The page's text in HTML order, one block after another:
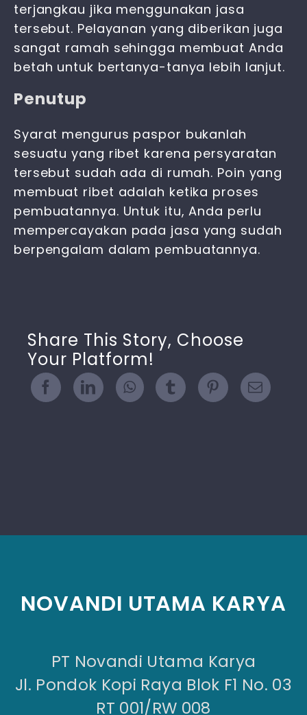
terjangkau jika menggunakan jasa
tersebut. Pelayanan yang diberikan juga
sangat ramah sehingga membuat Anda
betah untuk bertanya-tanya lebih lanjut.
Penutup
Syarat mengurus paspor bukanlah
sesuatu yang ribet karena persyaratan
tersebut sudah ada di rumah. Poin yang
membuat ribet adalah ketika proses
pembuatannya. Untuk itu, Anda perlu
mempercayakan pada jasa yang sudah
berpengalam dalam pembuatannya.
Share This Story, Choose
Your Platform!
NOVANDI UTAMA KARYA
PT Novandi Utama Karya
Jl. Pondok Kopi Raya Blok F1 No. 03
RT 001/RW 008